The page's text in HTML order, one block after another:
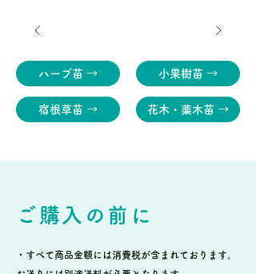
ハーブ苗 →
宿根草苗 →
小果樹苗 →
花木・薬木苗 →
ご購入の前に
・すべて商品金額には消費税が含まれております。